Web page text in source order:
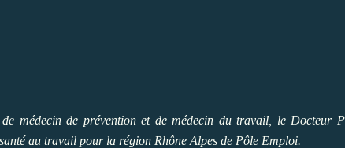
médecin de prévention et de médecin du travail, le Docteur
au travail pour la région Rhône Alpes de Pôle Emploi.